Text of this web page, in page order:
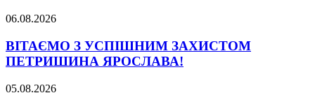
06.08.2026
ВІТАЄМО З УСПІШНИМ ЗАХИСТОМ
ПЕТРИШИНА ЯРОСЛАВА!
05.08.2026